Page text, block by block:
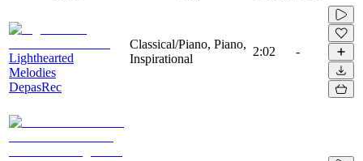
Lighthearted
Melodies
DepasRec
Classical/Piano, Piano,
Inspirational
2:02 -